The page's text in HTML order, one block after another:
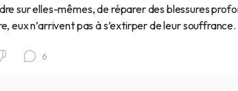
sur elles-mêmes, de réparer des blessures
eux n’arrivent pas à s’extirper de leur
6